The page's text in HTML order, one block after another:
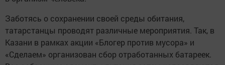
Заботясь о сохранении своей среды обитания,
татарстанцы проводят различные мероприятия. Так, в
Казани в рамках акции «Блогер против мусора» и
«Сделаем» организован сбор отработанных батареек.